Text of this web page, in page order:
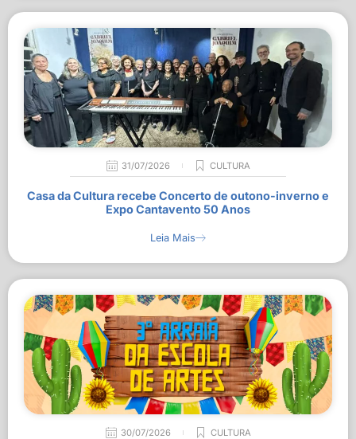
31/07/2026 CULTURA
Casa da Cultura recebe Concerto de outono-inverno e
Expo Cantavento 50 Anos
Leia Mais
30/07/2026 CULTURA